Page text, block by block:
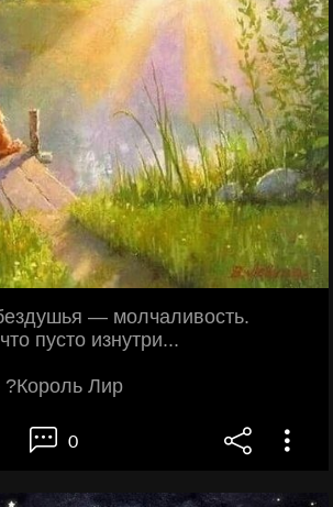
— молчаливость.
пусто изнутри...
Лир
0